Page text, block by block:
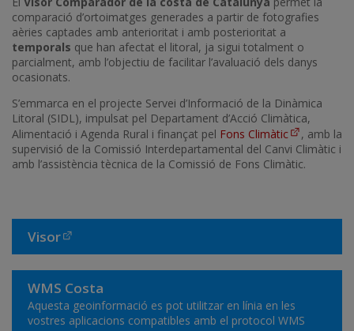
comparació d’ortoimatges generades a partir de fotografies
aèries captades amb anterioritat i amb posterioritat a
temporals que han afectat el litoral, ja sigui totalment o
parcialment, amb l’objectiu de facilitar l’avaluació dels danys
ocasionats.
S’emmarca en el projecte Servei d’Informació de la Dinàmica
Litoral (SIDL), impulsat pel Departament d’Acció Climàtica,
Alimentació i Agenda Rural i finançat pel Fons Climàtic
, amb la
supervisió de la Comissió Interdepartamental del Canvi Climàtic i
amb l’assistència tècnica de la Comissió de Fons Climàtic.
Visor
WMS Costa
Aquesta geoinformació es pot utilitzar en línia en les
vostres aplicacions compatibles amb el protocol WMS